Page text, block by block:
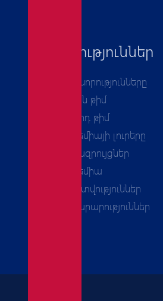
Նորություններ
Բոլոր նորությունները
Առաջին թիմ
Երկրորդ թիմ
Ակադեմիայի լուրերը
Հարցազրույցներ
Ակադեմիա
Հաշվետվություններ
Հայտարարություններ